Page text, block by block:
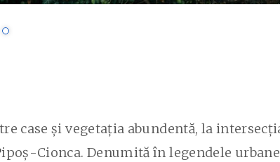
case și vegetația abundentă, la
Cionca. Denumită în legendele urbane